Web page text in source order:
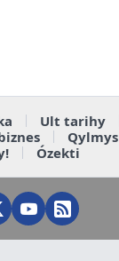
Ult tarihy
Qylmys
Ózekti